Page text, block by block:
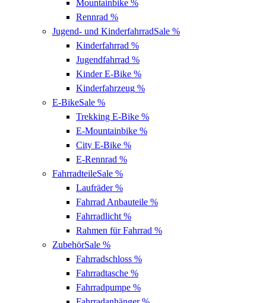
Mountainbike %
Rennrad %
Jugend- und KinderfahrradSale %
Kinderfahrrad %
Jugendfahrrad %
Kinder E-Bike %
Kinderfahrzeug %
E-BikeSale %
Trekking E-Bike %
E-Mountainbike %
City E-Bike %
E-Rennrad %
FahrradteileSale %
Laufräder%
Fahrrad Anbauteile %
Fahrradlicht %
Rahmen für Fahrrad %
ZubehörSale %
Fahrradschloss %
Fahrradtasche %
Fahrradpumpe %